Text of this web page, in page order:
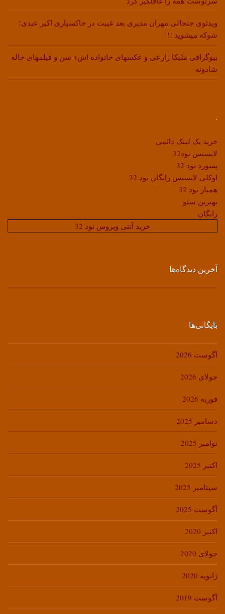
ویدئوی جنجالی مهران مدیری بعد غیبت در خاکسپاری اکبر عبدی؛
شوکه میشوید !!
بیوگرافی ملیکا زارعی و عکسهای خانواده اش+ سن و فیلمهای خاله
شادونه
.
خرید بک لینک دائمی
لایسنس نود32
پسورد نود 32
اوکلی لایسنس رایگان نود 32
همیار نود 32
بهترین سئو
رایگان
خرید آنتی ویروس نود 32
آخرین دیدگاه‌ها
بایگانی‌ها
آگوست 2026
جولای 2026
فوریه 2026
دسامبر 2025
نوامبر 2025
اکتبر 2025
سپتامبر 2025
آگوست 2025
اکتبر 2020
جولای 2020
ژانویه 2020
آگوست 2019